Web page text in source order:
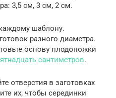
3,5 см, 3 см, 2 см.
шаблону.
разного диаметра.
основу плодоножки
сантиметров.
отверстия в заготовках
их, чтобы серединки